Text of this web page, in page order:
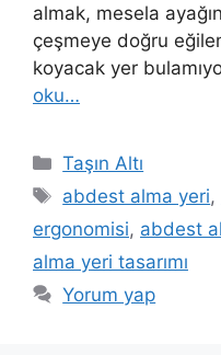
almak, mesela
çeşmeye doğru
koyacak yer
oku…
Kategoriler
Taşın Altı
Etiketler
abdest alma yeri,
ergonomisi, abdest
alma yeri tasarımı
Yorum yap